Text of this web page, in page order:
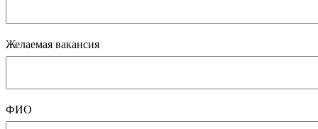
Желаемая вакансия
ФИО